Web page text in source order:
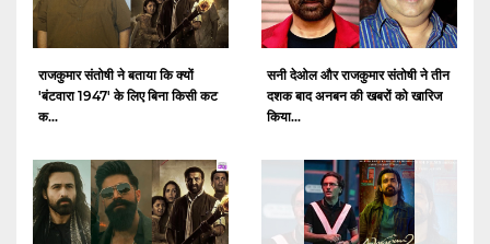
राजकुमार संतोषी ने बताया कि क्यों
'बंटवारा 1947' के लिए बिना किसी कट
क...
सनी देओल और राजकुमार संतोषी ने तीन
दशक बाद अनबन की खबरों को खारिज
किया...